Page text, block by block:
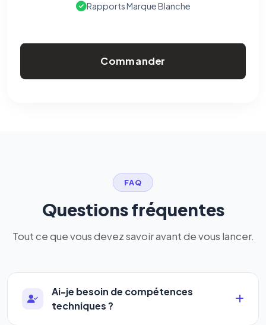
Rapports Marque Blanche
Commander
FAQ
Questions fréquentes
Tout ce que vous devez savoir avant de vous lancer.
Ai-je besoin de compétences
techniques ?